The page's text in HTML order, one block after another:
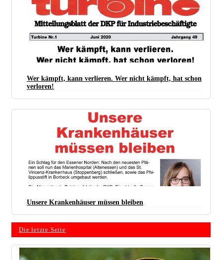
Wer kämpft, kann verlieren. Wer nicht kämpft, hat schon
verloren!
Unsere Krankenhäuser müssen bleiben
Die letzte Seite